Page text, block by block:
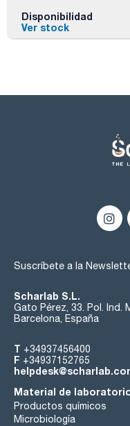
Disponibilidad
Ver stock
Suscríbete a la
Scharlab S.L.
Gato Pérez, 33. Pol. Ind.
Barcelona, España
T +34937456400
F +34937152765
Material de
Productos químicos
Microbiología